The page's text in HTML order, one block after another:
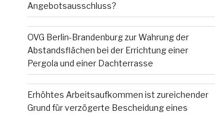
Angebotsausschluss?
OVG Berlin-Brandenburg zur Wahrung der
Abstandsflächen bei der Errichtung einer
Pergola und einer Dachterrasse
Erhöhtes Arbeitsaufkommen ist zureichender
Grund für verzögerte Bescheidung eines